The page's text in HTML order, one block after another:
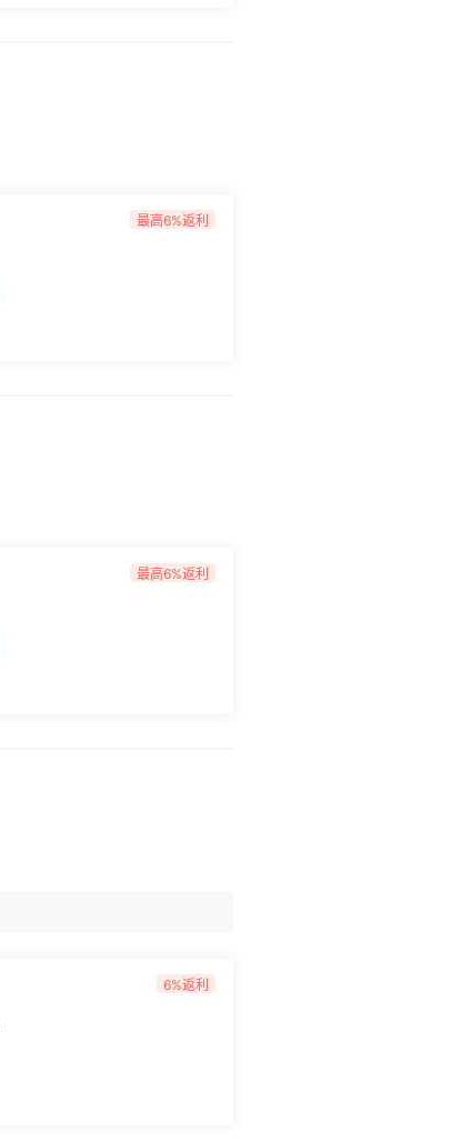
最高6%返利
最高6%返利
6%返利